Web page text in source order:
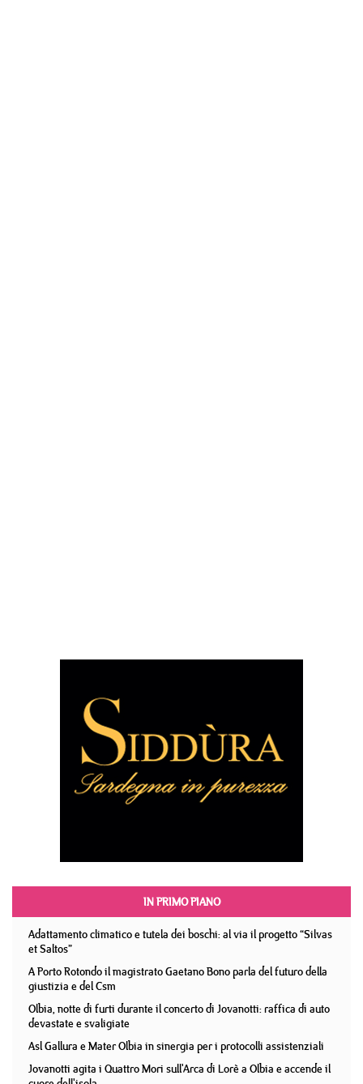
IN PRIMO PIANO
Adattamento climatico e tutela dei boschi: al via il progetto “Silvas
et Saltos”
A Porto Rotondo il magistrato Gaetano Bono parla del futuro della
giustizia e del Csm
Olbia, notte di furti durante il concerto di Jovanotti: raffica di auto
devastate e svaligiate
Asl Gallura e Mater Olbia in sinergia per i protocolli assistenziali
Jovanotti agita i Quattro Mori sull'Arca di Lorè a Olbia e accende il